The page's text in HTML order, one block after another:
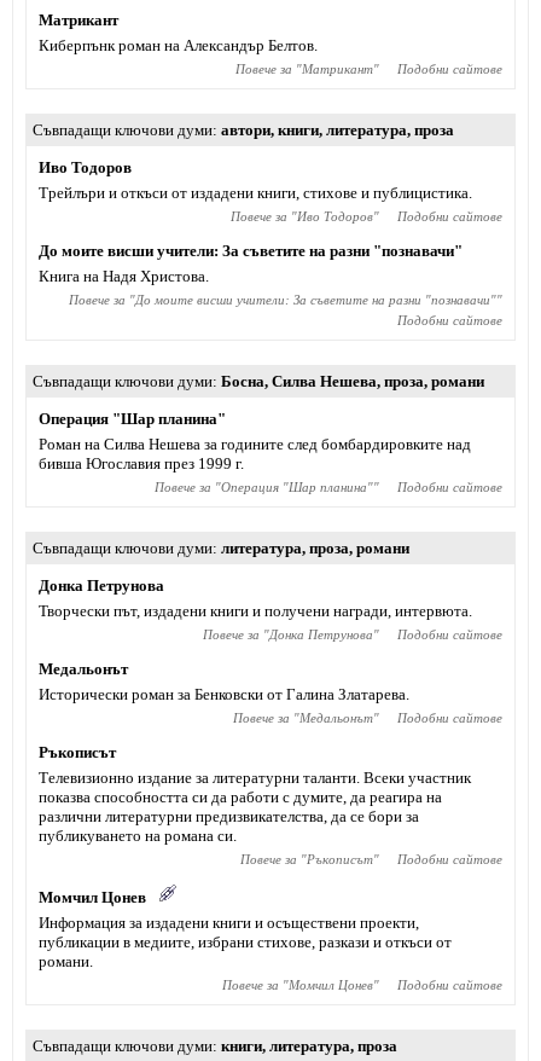
Матрикант
Киберпънк роман на Александър Белтов.
Повече за "Матрикант" Подобни сайтове
Съвпадащи ключови думи автори, книги, литература, проза
Иво Тодоров
Трейлъри и откъси от издадени книги, стихове и публицистика.
Повече за "Иво Тодоров" Подобни сайтове
До моите висши учители: За съветите на разни "познавачи"
Книга на Надя Христова.
Повече за "До моите висши учители: За съветите на разни "познавачи""
Подобни сайтове
Съвпадащи ключови думи Босна, Силва Нешева, проза, романи
Операция "Шар планина"
Роман на Силва Нешева за годините след бомбардировките над
бивша Югославия през 1999 г.
Повече за "Операция "Шар планина"" Подобни сайтове
Съвпадащи ключови думи литература, проза, романи
Донка Петрунова
Творчески път, издадени книги и получени награди, интервюта.
Повече за "Донка Петрунова" Подобни сайтове
Медальонът
Исторически роман за Бенковски от Галина Златарева.
Повече за "Медальонът" Подобни сайтове
Ръкописът
Телевизионно издание за литературни таланти. Всеки участник
показва способността си да работи с думите, да реагира на
различни литературни предизвикателства, да се бори за
публикуването на романа си.
Повече за "Ръкописът" Подобни сайтове
Момчил Цонев
Информация за издадени книги и осъществени проекти,
публикации в медиите, избрани стихове, разкази и откъси от
романи.
Повече за "Момчил Цонев" Подобни сайтове
Съвпадащи ключови думи книги, литература, проза